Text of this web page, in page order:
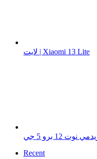
لايت | Xiaomi 13 Lite
Recent